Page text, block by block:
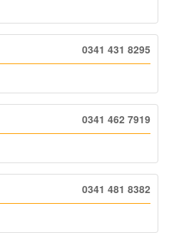
0341 431 8295
0341 462 7919
0341 481 8382